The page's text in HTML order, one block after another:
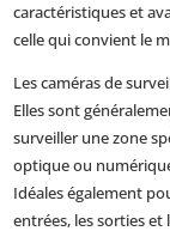
caractéristiques et
celle qui convient le
Les caméras de
Elles sont
surveiller une zone
optique ou
Idéales également
entrées, les sorties et